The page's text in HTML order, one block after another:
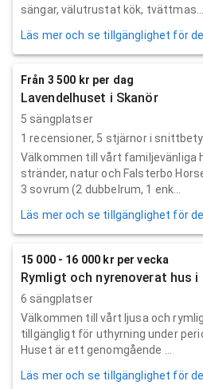
sängar, välutrustat kök, tvättmas...
Läs mer och se tillgänglighet för
Från 3 500 kr per dag
Lavendelhuset i Skanör
5 sängplatser
1 recensioner, 5 stjärnor i
Välkommen till vårt familjevänliga
stränder, natur och Falsterbo
3 sovrum (2 dubbelrum, 1 enk...
Läs mer och se tillgänglighet för
15 000 - 16 000 kr per vecka
Rymligt och nyrenoverat hus
6 sängplatser
Välkommen till vårt ljusa och
tillgängligt för uthyrning under
Huset är ett genomgående ...
Läs mer och se tillgänglighet för